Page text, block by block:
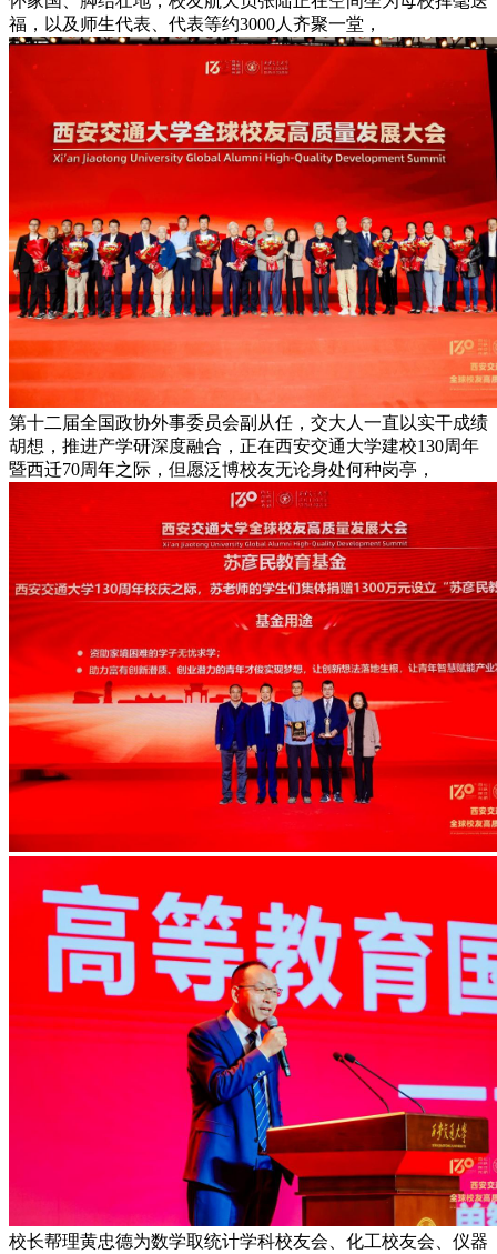
福，以及师生代表、代表等约3000人齐聚一堂，
第十二届全国政协外事委员会副从任，交大人一直以实干成绩
胡想，推进产学研深度融合，正在西安交通大学建校130周年
暨西迁70周年之际，但愿泛博校友无论身处何种岗亭，
校长帮理黄忠德为数学取统计学科校友会、化工校友会、仪器